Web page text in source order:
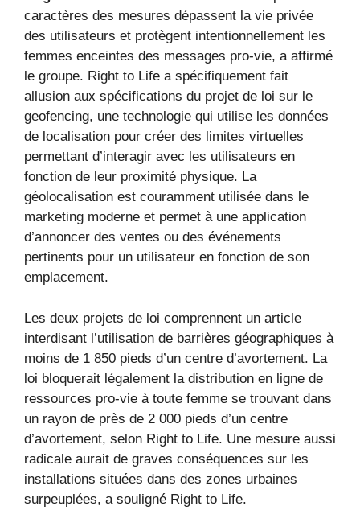
caractères des mesures dépassent la vie privée
des utilisateurs et protègent intentionnellement les
femmes enceintes des messages pro-vie, a affirmé
le groupe. Right to Life a spécifiquement fait
allusion aux spécifications du projet de loi sur le
geofencing, une technologie qui utilise les données
de localisation pour créer des limites virtuelles
permettant d’interagir avec les utilisateurs en
fonction de leur proximité physique. La
géolocalisation est couramment utilisée dans le
marketing moderne et permet à une application
d’annoncer des ventes ou des événements
pertinents pour un utilisateur en fonction de son
emplacement.
Les deux projets de loi comprennent un article
interdisant l’utilisation de barrières géographiques à
moins de 1 850 pieds d’un centre d’avortement. La
loi bloquerait légalement la distribution en ligne de
ressources pro-vie à toute femme se trouvant dans
un rayon de près de 2 000 pieds d’un centre
d’avortement, selon Right to Life. Une mesure aussi
radicale aurait de graves conséquences sur les
installations situées dans des zones urbaines
surpeuplées, a souligné Right to Life.